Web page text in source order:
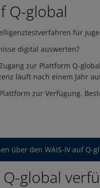
Q-global
für
digital auswerten?
zur Plattform Q-
läuft nach einem Jahr
zur Verfügung.
über den WAIS-IV auf Q-
global